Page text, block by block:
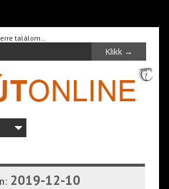
találom…
2019-12-10